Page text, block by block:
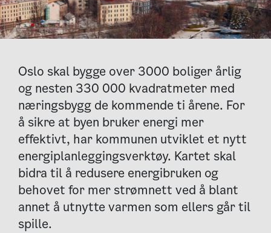
Oslo skal bygge over 3000 boliger årlig
og nesten 330 000 kvadratmeter med
næringsbygg de kommende ti årene. For
å sikre at byen bruker energi mer
effektivt, har kommunen utviklet et nytt
energiplanleggingsverktøy. Kartet skal
bidra til å redusere energibruken og
behovet for mer strømnett ved å blant
annet å utnytte varmen som ellers går til
spille.